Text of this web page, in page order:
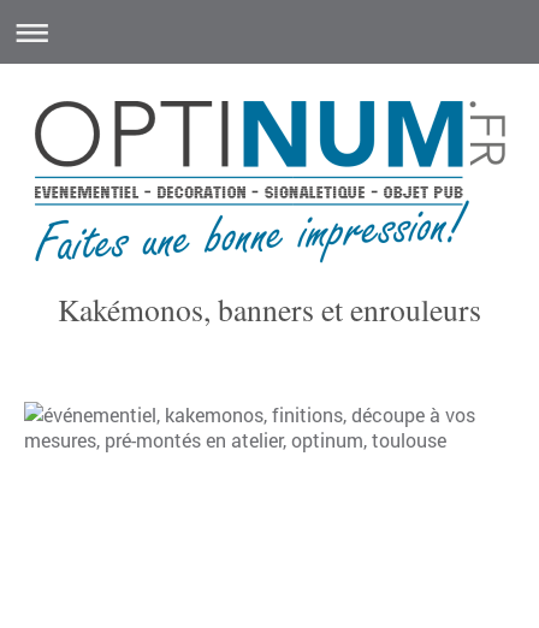
Kakémonos, banners et enrouleurs